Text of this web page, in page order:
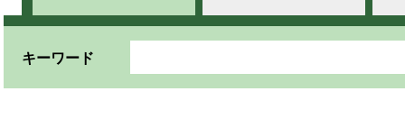
キーワード